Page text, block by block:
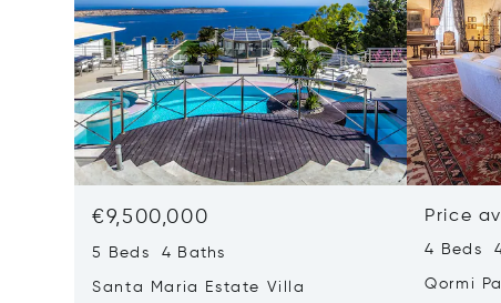
€9,500,000
5 Beds 4 Baths
Santa Maria Estate Villa
Price
4 Beds
Qormi